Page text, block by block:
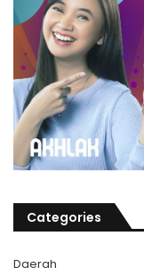
Categories
Daerah